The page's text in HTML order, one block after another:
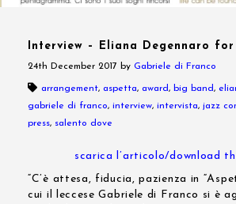
Interview – Eliana Degennaro
24th December 2017 by Gabriele di Franco
arrangement, aspetta, award, big band,
gabriele di franco, interview, intervista, jazz
press, salento dove
scarica l’articolo/download
“C’è attesa, fiducia, pazienza in
cui il leccese Gabriele di Franco si è